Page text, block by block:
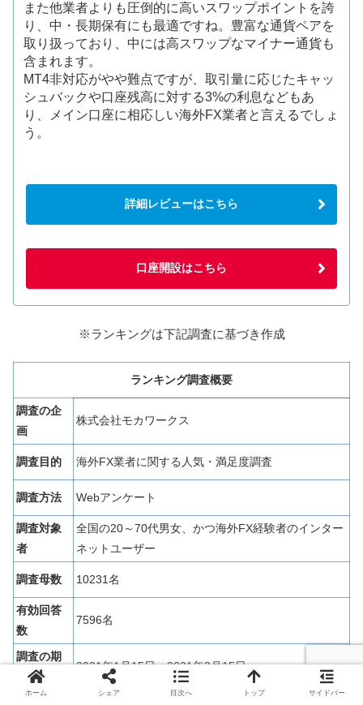
また他業者よりも圧倒的に高いスワップポイントを誇
り、中・長期保有にも最適ですね。豊富な通貨ペアを
取り扱っており、中には高スワップなマイナー通貨も
含まれます。
MT4非対応がやや難点ですが、取引量に応じたキャッ
シュバックや口座残高に対する3%の利息などもあ
り、メイン口座に相応しい海外FX業者と言えるでしょ
う。
詳細レビューはこちら
口座開設はこちら
※ランキングは下記調査に基づき作成
ランキング調査概要
調査の企
画
株式会社モカワークス
調査目的 海外FX業者に関する人気・満足度調査
調査方法 Webアンケート
調査対象
者
全国の20～70代男女、かつ海外FX経験者のインター
ネットユーザー
調査母数 10231名
有効回答
数
7596名
調査の期
2021年1月15日〜2021年3月15日
ホーム シェア 目次へ トップ サイドバー